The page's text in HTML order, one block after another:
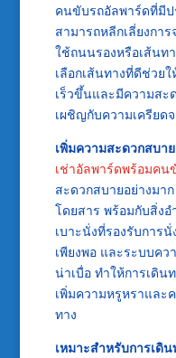
คนขับรถอัลพาร์ดที่มี
สามารถหลีกเลี่ยงกา
ใช้ถนนรองหรือเส้นท
เลือกเส้นทางที่ดีช่วย
เร็วขึ้นและมีความสะ
เผชิญกับความเครียด
เพิ่มความสะดวกสบา
เช่าอัลพาร์ดพร้อมคน
สะดวกสบายอย่างมา
โดยสาร พร้อมกับสิ่ง
เบาะนั่งที่รองรับการ
เพียงพอ และระบบคว
น่าเบื่อ ทำให้การเดิน
เพิ่มความหรูหราและ
ทาง
เหมาะสำหรับการเดิ